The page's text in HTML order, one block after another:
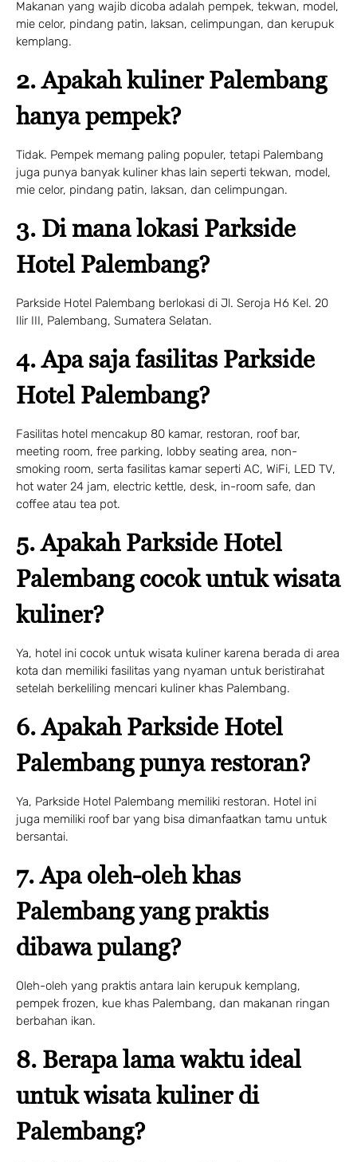
Makanan yang wajib dicoba adalah pempek, tekwan, model,
mie celor, pindang patin, laksan, celimpungan, dan kerupuk
kemplang.
2. Apakah kuliner Palembang
hanya pempek?
Tidak. Pempek memang paling populer, tetapi Palembang
juga punya banyak kuliner khas lain seperti tekwan, model,
mie celor, pindang patin, laksan, dan celimpungan.
3. Di mana lokasi Parkside
Hotel Palembang?
Parkside Hotel Palembang berlokasi di Jl. Seroja H6 Kel. 20
Ilir III, Palembang, Sumatera Selatan.
4. Apa saja fasilitas Parkside
Hotel Palembang?
Fasilitas hotel mencakup 80 kamar, restoran, roof bar,
meeting room, free parking, lobby seating area, non-
smoking room, serta fasilitas kamar seperti AC, WiFi, LED TV,
hot water 24 jam, electric kettle, desk, in-room safe, dan
coffee atau tea pot.
5. Apakah Parkside Hotel
Palembang cocok untuk wisata
kuliner?
Ya, hotel ini cocok untuk wisata kuliner karena berada di area
kota dan memiliki fasilitas yang nyaman untuk beristirahat
setelah berkeliling mencari kuliner khas Palembang.
6. Apakah Parkside Hotel
Palembang punya restoran?
Ya, Parkside Hotel Palembang memiliki restoran. Hotel ini
juga memiliki roof bar yang bisa dimanfaatkan tamu untuk
bersantai.
7. Apa oleh-oleh khas
Palembang yang praktis
dibawa pulang?
Oleh-oleh yang praktis antara lain kerupuk kemplang,
pempek frozen, kue khas Palembang, dan makanan ringan
berbahan ikan.
8. Berapa lama waktu ideal
untuk wisata kuliner di
Palembang?